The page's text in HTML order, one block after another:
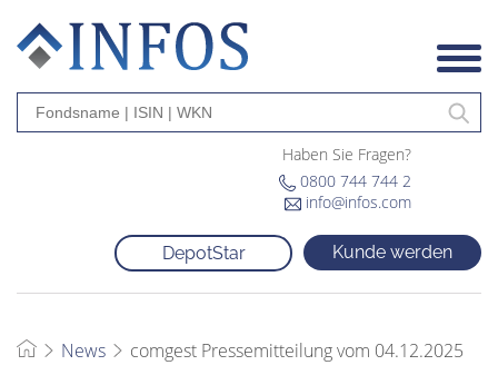
Haben Sie Fragen?
0800 744 744 2
info@infos.com
DepotStar Kunde werden
News comgest Pressemitteilung vom 04.12.2025